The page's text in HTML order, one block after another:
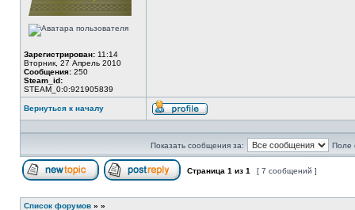
Зарегистрирован: 11:14
Вторник, 27 Апрель 2010
Сообщения: 250
Steam_id:
STEAM_0:0:921905839
Вернуться к началу
Профиль
Показать сообщения за: Поле
Страница 1 из 1 [ 7 сообщений ]
Список форумов » »